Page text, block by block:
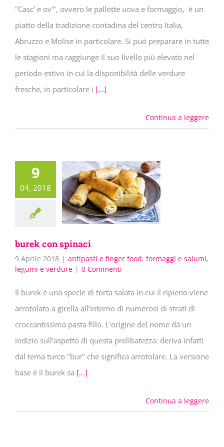
"Casc' e ov'", ovvero le pallotte uova e formaggio, è un
piatto della tradizione contadina del centro Italia,
Abruzzo e Molise in particolare. Si può preparare in tutte
le stagioni ma raggiunge il suo livello più elevato nel
periodo estivo in cui la disponibilità delle verdure
fresche, in particolare i [...]
Continua a leggere
9
04, 2018
burek con spinaci
9 Aprile 2018 | antipasti e finger food, formaggi e salumi,
legumi e verdure | 0 Commenti
Il burek è una specie di torta salata in cui il ripieno viene
arrotolato a girella all’interno di numerosi di strati di
croccantissima pasta fillo. L’origine del nome dà un
indizio sull’aspetto di questa prelibatezza: deriva infatti
dal tema turco "bur" che significa arrotolare. La versione
base è il burek sa [...]
Continua a leggere